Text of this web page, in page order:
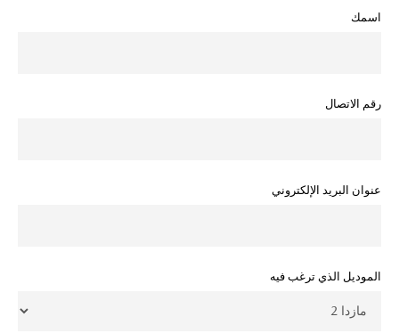
اسمك
رقم الاتصال
عنوان البريد الإلكتروني
الموديل الذي ترغب فيه